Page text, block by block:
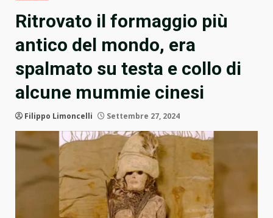
Ritrovato il formaggio più
antico del mondo, era
spalmato su testa e collo di
alcune mummie cinesi
Filippo Limoncelli Settembre 27, 2024